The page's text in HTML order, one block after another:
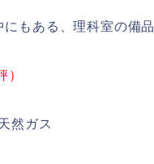
もある、理科室の備品
）
然ガス